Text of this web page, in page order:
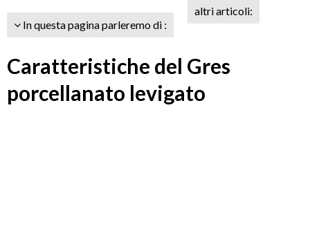
In questa pagina parleremo di :
altri articoli:
Caratteristiche del Gres
porcellanato levigato